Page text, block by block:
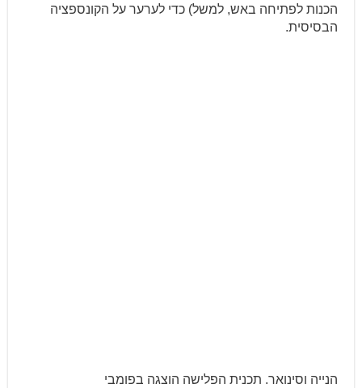
הכנות לפתיחה באש, למשל) כדי לערער על הקונספציה
הבסיסית.
הנייה וסינואר. תכנית הפלישה הוצגה בפומבי